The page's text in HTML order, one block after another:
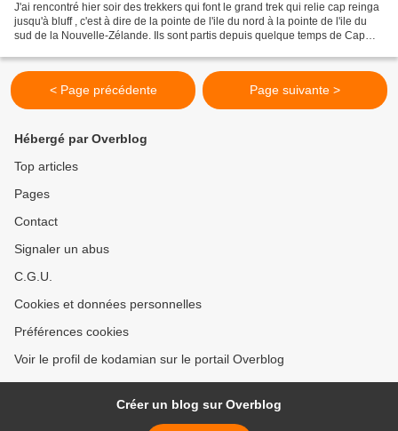
J'ai rencontré hier soir des trekkers qui font le grand trek qui relie cap reinga
jusqu'à bluff , c'est à dire de la pointe de l'ile du nord à la pointe de l'ile du
sud de la Nouvelle-Zélande. Ils sont partis depuis quelque temps de Cap
< Page précédente Page suivante >
Hébergé par Overblog
Top articles
Pages
Contact
Signaler un abus
C.G.U.
Cookies et données personnelles
Préférences cookies
Voir le profil de kodamian sur le portail Overblog
Créer un blog sur Overblog